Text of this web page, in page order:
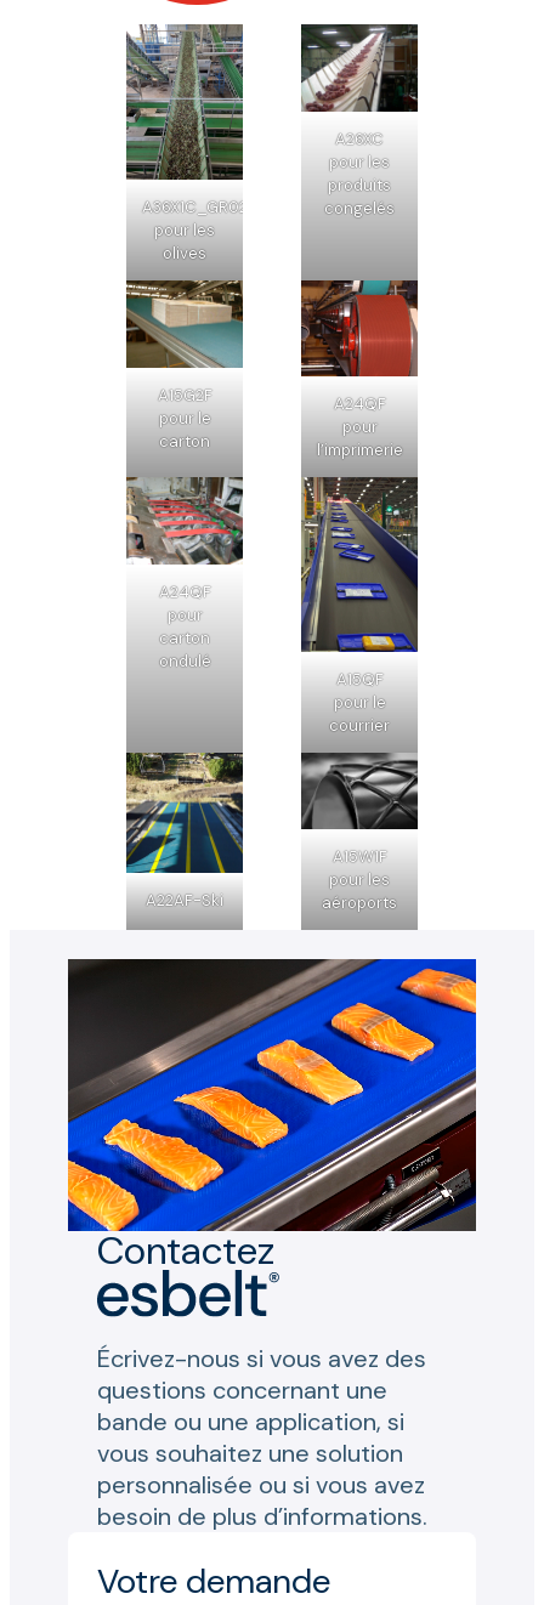
A36X1C_GR02
pour les
olives
A26XC
pour les
produits
congelés
A15G2F
pour le
carton
A24QF
pour
l’imprimerie
A24QF
pour
carton
ondulé
A15QF
pour le
courrier
A22AF-Ski
A15W1F
pour les
aéroports
Contactez
Écrivez-nous si vous avez des
questions concernant une
bande ou une application, si
vous souhaitez une solution
personnalisée ou si vous avez
besoin de plus d’informations.
Votre demande